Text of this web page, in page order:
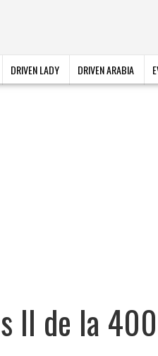
DRIVEN LADY DRIVEN ARABIA
II de la